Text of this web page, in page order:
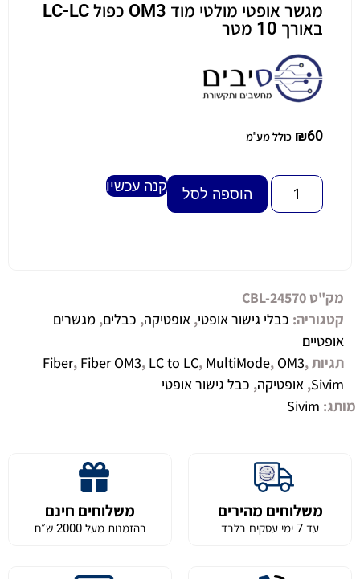
מגשר אופטי מולטי מוד OM3 כפול LC-LC
באורך 10 מטר
₪60 כולל מע"מ
הוספה לסל קנה עכשיו
מק"ט CBL-24570
קטגוריה: כבלי גישור אופטי, אופטיקה, כבלים, מגשרים
אופטיים
תגיות
Fiber, Fiber OM3, LC to LC, MultiMode, OM3,
Sivim
, אופטיקה, כבל גישור אופטי
מותג: Sivim
משלוחים מהירים
עד 7 ימי עסקים בלבד
משלוחים חינם
בהזמנות מעל 2000 ש״ח